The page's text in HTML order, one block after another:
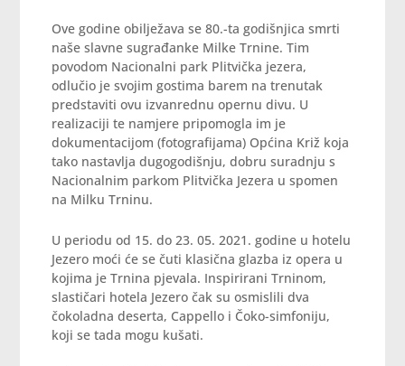
Ove godine obilježava se 80.-ta godišnjica smrti
naše slavne sugrađanke Milke Trnine. Tim
povodom Nacionalni park Plitvička jezera,
odlučio je svojim gostima barem na trenutak
predstaviti ovu izvanrednu opernu divu. U
realizaciji te namjere pripomogla im je
dokumentacijom (fotografijama) Općina Križ koja
tako nastavlja dugogodišnju, dobru suradnju s
Nacionalnim parkom Plitvička Jezera u spomen
na Milku Trninu.
U periodu od 15. do 23. 05. 2021. godine u hotelu
Jezero moći će se čuti klasična glazba iz opera u
kojima je Trnina pjevala. Inspirirani Trninom,
slastičari hotela Jezero čak su osmislili dva
čokoladna deserta, Cappello i Čoko-simfoniju,
koji se tada mogu kušati.